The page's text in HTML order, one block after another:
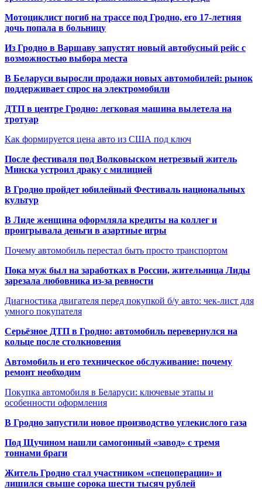
Мотоциклист погиб на трассе под Гродно, его 17-летняя
дочь попала в больницу
Из Гродно в Варшаву запустят новый автобусный рейс с
возможностью выбора места
В Беларуси выросли продажи новых автомобилей: рынок
поддерживает спрос на электромобили
ДТП в центре Гродно: легковая машина вылетела на
тротуар
Как формируется цена авто из США под ключ
После фестиваля под Волковыском нетрезвый житель
Минска устроил драку с милицией
В Гродно пройдет юбилейный Фестиваль национальных
культур
В Лиде женщина оформляла кредиты на коллег и
проигрывала деньги в азартные игры
Почему автомобиль перестал быть просто транспортом
Пока муж был на заработках в России, жительница Лиды
зарезала любовника из-за ревности
Диагностика двигателя перед покупкой б/у авто: чек-лист для
умного покупателя
Серьёзное ДТП в Гродно: автомобиль перевернулся на
кольце после столкновения
Автомобиль и его техническое обслуживание: почему
ремонт необходим
Покупка автомобиля в Беларуси: ключевые этапы и
особенности оформления
В Гродно запустили новое производство углекислого газа
Под Щучином нашли самогонный «завод» с тремя
тоннами браги
Житель Гродно стал участником «спецоперации» и
лишился свыше сорока шести тысяч рублей